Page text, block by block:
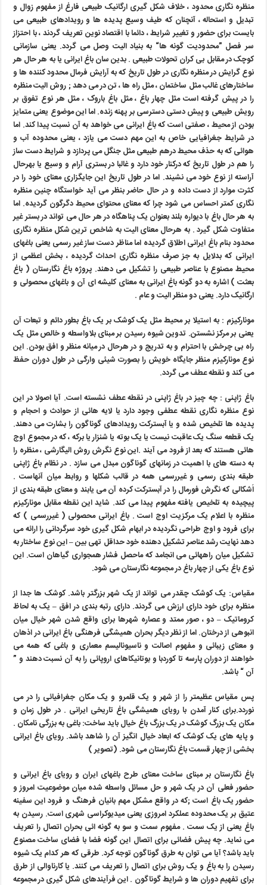
منظره نگاری محدود ، خلاف شکل گیری ارگانیک طبیعی فارغ از مفهوم زوال و
تبدیل و استحاله ، آنچنان که طیف وسیع پدیده ها و رویدادهای طبیعی می
بایست برای حضور و تغییر شرایط ، دائما با اقتصاد نوین تعریف گردند ، با احتزاز
سر فصل ”محدودیت گونه ها“ به بنیاد الیت وصل می گردد. یعنی سازمانی
کوچک در مقابل بی کران تحولات طبیعی . بدین سان باغ ایرانی یا به هر حال هر
نوع گرایش در منظره نگاری در طول تاریخ که به آرایش فرمال محدود کننده ها و
ساختارهای غالب مثل ساختمان ، مثل راه ها ، تن در می دهد;روش الیت منظره
را در پیش گرفته است مثل چهار باغ ، مثل باغ باروک ، مثل هر نوع تفوق بر
رویش طبیعی و پیش دستی دسترسی بر پهنه زنده. اما این موضوع یعنی متمایز
بودن از محیط ، صفتی است که باغ ایرانی می خواهد به آن نسبت پیدا کند. اما
در شرایط جغرافیایی خاص به این مهم دست می یازد ، یعنی محدوده آب و
هوائی که به حذف محیط درهم طبیعی مثل جنگل می پردازد و شرایط دست ساز
را هم در طول تاریخ که درکنار خود دارد و غالبا در بستری آرام و وسیع یا بهرحال
آراسته از نوع خود می نشیند. اما در طول تاریخ این جایگزاری معنای خود را در
کثرت موارد از دست داده و در حال حاضر بنظر می آید خواستگاه چنین منظره
نگاری کمتر احساس می شود چرا که معنای محتوای محیط دگرگون گردیده. اما
به هر حال باغ با دیواره بلند بعنوان یک پناهگاه در هر حال می تواند در بستر غیر
متفاوت شکل گیرد . به هرحال معنای الیت به شاخص ترین شکل منظره نگاری
محدود بنام باغ ایرانی اطلاق گردیده اما مناظر دست ساز غیر رسمی یعنی باغهای
ایرانی که بدلایل به جز صرف منظره نگاری احداث گردیده ، بخش اعظمی از
محیط مصنوع با عناصر طبیعی را تشکیل می دهند. پروژه باغ نگارستان ( باغ
بعثت ) اشاره به دو گونه باغ ایرانی به معنای کلیشه ای آن و باغهای محصولی و
ارگانیک دارد. یعنی دو منظر الیت و عام .
مونارکیزم : به استیلا بر محیط مثل یک کوشک بر یک باغ بطور دائم و تبعات آن
یعنی بر مرکز نشستن. تدوین شیوه رسیدن بر مبنای بلاواسطه و خالص مثل یک
راه بی چرخش با احترام و به تدریج و در هرحال در میانه منظر و افق بودن. این
نوع مونارکیزم منظر جایگاه خویش را بصورت شیئی وارگی در طول دوران حفظ
می کند و نقطه عطف می گردد.
باغ ژاپنی : چه چیز در باغ ژاپنی در نقطه عطف نشسته است. آیا اصولا در این
نوع منظره نگاری نقطه عطفی وجود دارد یا لایه هائی از حوادث و احجام و
پدیده ها تلخیص شده و یا آبسترکت رویدادهای گوناگون را بشارت می دهند.
یک قطعه سنگ یک عاقبت نیست یا یک بوته یا شنزار یا برکه ، که در مجموع اوج
هائی هستند که بعد از فرود می آیند .این نوع نگرش روش الیگارشی ، منظره را
به دسته های با اهمیت در زمانهای گوناگون مبدل می سازد . در نظام باغ ژاپنی
طبقه بندی رسمی و غیررسمی همه در قالب شکلها و روابط میان آنهاست .
اَشکالی که نگرش فورمال را در آبسترکت کرده آن می یابند و معنای طبقه بندی از
پیچیده به تلخیص یافته مفهوم پیدا می کند. شاید این نقطه مقابل مونارکیزم
منظره با اعلام یک مرکزیت اوج است . باغ ایرانی محصولی ( غیررسمی ) که
برای فرود و اوج طراحی نگردیده در ابهام شکل گیری خود سرگردانی را ارائه می
دهد نهایت رشد عناصر تشکیل دهنده خود حداقل تهی بین–این نوع ساختار به
تشکیل میان راههائی می انجامد که ماحصل فشار همجواری گیاهان است. این
نوع باغ یکی از چهار باغ در مجموعه نگارستان می شود.
مقیاس: یک کوشک چقدر می تواند از یک شهر بزرگتر باشد. کوشک ها جدا از
منظره برای خود دارای ارزش می گردند. دارای رتبه بندی در افق –یک به لحاظ
کروماتیک –دو ، صور ممتد و عصاره شهرها برای واقع شدن شهر خیال میان
انبوهی از درختان. اما از نظر دیگر بحران همیشگی فرهنگی باغ ایرانی در اذهان
و معنای زیبائی و مفهوم اصالت و ناسیونالیسم معماری و باغی که همه می
خواهند از دوران پارسه تا کوردبا و بوتانیکاهای اروپائی را به آن نسبت دهند و ”
آن “ باشد.
پس مقیاس عظیمتر را از شهر و یک قلمرو و یک مکان جغرافیائی را در می
نوردد.برای کنار آمدن با رویای همیشگی باغ تاریخی ایرانی . در طول زمان و
مکان یک بزرگ کوشک در یک بزرگ باغ خیال باید ساخت: باغی به بزرگی نامکان .
و پایه های یک کوشک که ابعاد خیال انگیز آن را شاهد باشد. رویای باغ ایرانی
بخشی از چهار قسمت باغ نگارستان می شود. (تصویر )
باغ نگارستان بر مبنای ساخت معنای طرح باغهای ایران و رویای باغ ایرانی و
حضور فعلی آن در یک شهر و حل مسائل واسطه شده میان موضوعیت امروز و
حضور یک باغ است ;که در واقع مشکل مهم بانیان فرهنگ و فرود این سفینه
عتیق بر یک محدوده عملکرد امروزی یعنی میدیوکراسی شهری است. رسیدن به
باغ یعنی از یک سمت . مفهوم سمت و سو به گونه ائی بحران اتصال را تعریف
می نماید. چه پیش فضائی برای اتصال این گونه فضا با فضای ساخت مصنوع
باید باشد؟ آیا می توان به طرق گوناگون توجه کرد. طرقی که هر کدام یک شیوه
رسیدن را به باغ و یک روش برای اتصال را تعریف می کنند. یا کارناوالی از طرق
برای تفهیم دوران ها و شرایط گوناگون . این فرآیندهای شکل گیری در مجموعه